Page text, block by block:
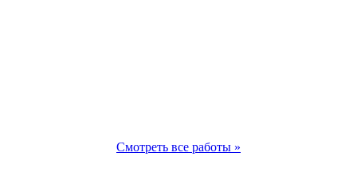
Смотреть все работы »